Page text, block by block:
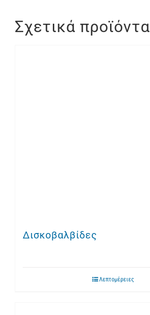
Σχετικά προϊόντα
Δισκοβαλβίδες
Λεπτομέρειες